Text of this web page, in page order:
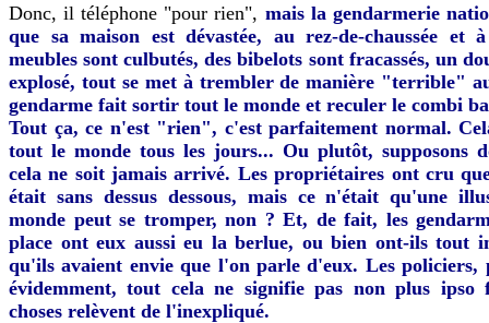
Donc, il téléphone "pour rien", mais la gendarmerie
que sa maison est dévastée, au rez-de-chaussée et
meubles sont culbutés, des bibelots sont fracassés, un
explosé, tout se met à trembler de manière "terrible"
gendarme fait sortir tout le monde et reculer le combi
Tout ça, ce n'est "rien", c'est parfaitement normal.
tout le monde tous les jours... Ou plutôt, supposons
cela ne soit jamais arrivé. Les propriétaires ont cru
était sans dessus dessous, mais ce n'était qu'une
monde peut se tromper, non ? Et, de fait, les
place ont eux aussi eu la berlue, ou bien ont-ils tout
qu'ils avaient envie que l'on parle d'eux. Les policiers,
évidemment, tout cela ne signifie pas non plus ipso
choses relèvent de l'inexpliqué.